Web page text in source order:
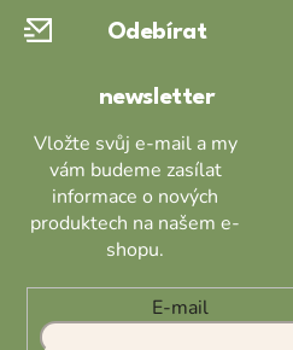
Odebírat
newsletter
Vložte svůj e-mail a my
vám budeme zasílat
informace o nových
produktech na našem e-
shopu.
E-mail